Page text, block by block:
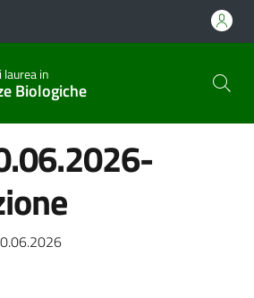
laurea in
Biologiche